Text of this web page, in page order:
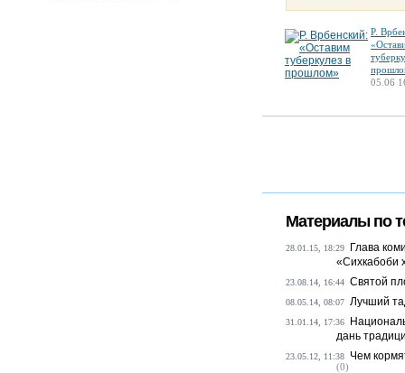
Р.
05.06
Материалы по
28.01.15, 18:29
Глава
«Сихкабоби
23.08.14, 16:44 Святой
08.05.14, 08:07 Лучший
31.01.14, 17:36
дань
23.05.12, 11:38 Чем
(0)